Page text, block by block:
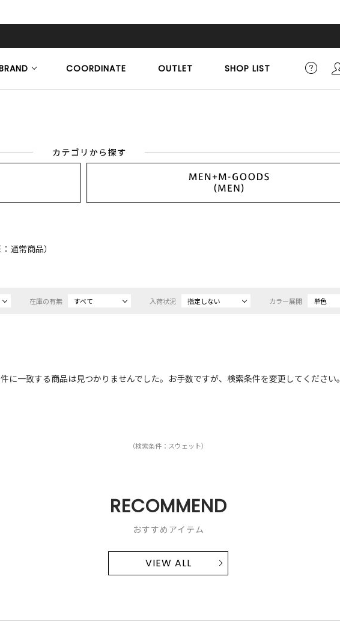
COORDINATE OUTLET SHOP LIST
通常商品）
在庫の有無 すべて 入荷状況 指定しない カラー展開 単色
に一致する商品は見つかりませんでした。お手数ですが、検索条件を変更してください。
（検索条件：スウェット）
RECOMMEND
おすすめアイテム
VIEW ALL